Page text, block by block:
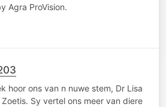
Agra ProVision.
hoor ons van n nuwe stem, Dr Lisa
Sy vertel ons meer van diere